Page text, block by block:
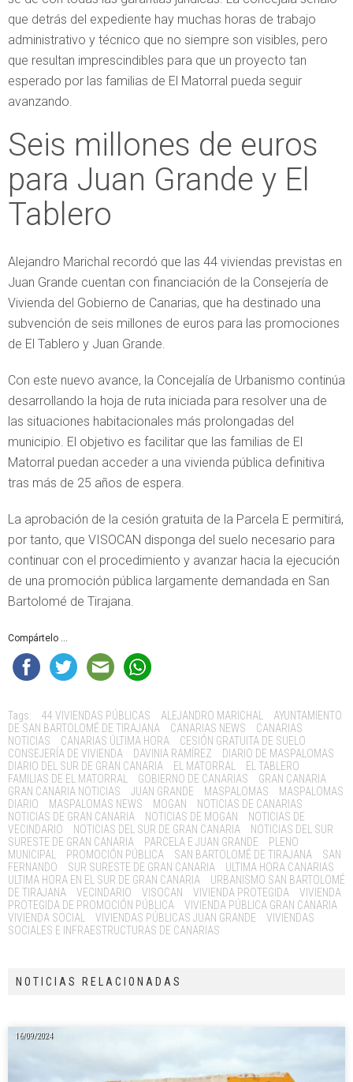
que detrás del expediente hay muchas horas de trabajo
administrativo y técnico que no siempre son visibles, pero
que resultan imprescindibles para que un proyecto tan
esperado por las familias de El Matorral pueda seguir
avanzando.
Seis millones de euros
para Juan Grande y El
Tablero
Alejandro Marichal recordó que las 44 viviendas previstas en
Juan Grande cuentan con financiación de la Consejería de
Vivienda del Gobierno de Canarias, que ha destinado una
subvención de seis millones de euros para las promociones
de El Tablero y Juan Grande.
Con este nuevo avance, la Concejalía de Urbanismo continúa
desarrollando la hoja de ruta iniciada para resolver una de
las situaciones habitacionales más prolongadas del
municipio. El objetivo es facilitar que las familias de El
Matorral puedan acceder a una vivienda pública definitiva
tras más de 25 años de espera.
La aprobación de la cesión gratuita de la Parcela E permitirá,
por tanto, que VISOCAN disponga del suelo necesario para
continuar con el procedimiento y avanzar hacia la ejecución
de una promoción pública largamente demandada en San
Bartolomé de Tirajana.
Compártelo ...
Tags: 44 VIVIENDAS PÚBLICAS ALEJANDRO MARICHAL
AYUNTAMIENTO
DE SAN BARTOLOMÉ DE TIRAJANA
CANARIAS NEWS
CANARIAS
NOTICIAS
CANARIAS ÚLTIMA HORA
CESIÓN GRATUITA DE SUELO
CONSEJERÍA DE VIVIENDA
DAVINIA RAMÍREZ
DIARIO DE MASPALOMAS
DIARIO DEL SUR DE GRAN CANARIA
EL MATORRAL
EL TABLERO
FAMILIAS DE EL MATORRAL
GOBIERNO DE CANARIAS
GRAN CANARIA
GRAN CANARIA NOTICIAS
JUAN GRANDE MASPALOMAS
MASPALOMAS
DIARIO
MASPALOMAS NEWS MOGAN
NOTICIAS DE CANARIAS
NOTICIAS DE GRAN CANARIA
NOTICIAS DE MOGAN
NOTICIAS DE
VECINDARIO
NOTICIAS DEL SUR DE GRAN CANARIA
NOTICIAS DEL SUR
SURESTE DE GRAN CANARIA
PARCELA E JUAN GRANDE
PLENO
MUNICIPAL
PROMOCIÓN PÚBLICA SAN BARTOLOMÉ DE TIRAJANA
SAN
FERNANDO
SUR SURESTE DE GRAN CANARIA
ULTIMA HORA CANARIAS
ULTIMA HORA EN EL SUR DE GRAN CANARIA
URBANISMO SAN BARTOLOMÉ
DE TIRAJANA
VECINDARIO VISOCAN VIVIENDA PROTEGIDA
VIVIENDA
PROTEGIDA DE PROMOCIÓN PÚBLICA
VIVIENDA PÚBLICA GRAN CANARIA
VIVIENDA SOCIAL
VIVIENDAS PÚBLICAS JUAN GRANDE
VIVIENDAS
SOCIALES E INFRAESTRUCTURAS DE CANARIAS
NOTICIAS RELACIONADAS
16/09/2024